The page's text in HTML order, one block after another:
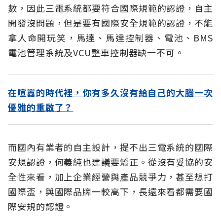
數，因此三電系統都要符合國際規範的認證，自主
開發沒問題，但是要有國際安全規範的認證，不能
拿人命開玩笑，馬達、馬達控制器、電池、BMS
電池管理系統及VCU整車控制器缺一不可。
在喧囂的時代裡，你有多久沒有給自己的大腦一次
優雅的重啟了？
而國內有業者的自主設計，提不出三電系統的國際
安規認證，何義純也建議要矯正。從沒有妥協的安
全性來看，加上企業經營與產品競爭力，甚至想打
國際盃，與國際品牌一較高下，長遠來看都需要國
際安規的認證。